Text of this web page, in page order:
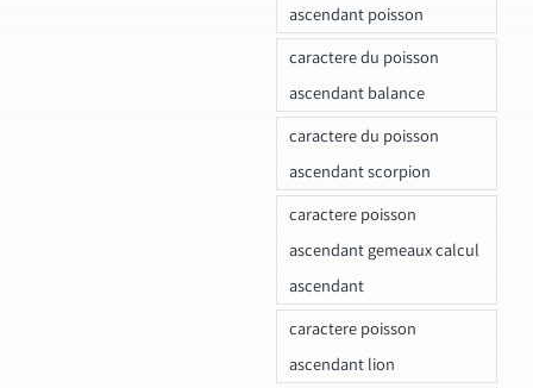
ascendant poisson
caractere du poisson
ascendant balance
caractere du poisson
ascendant scorpion
caractere poisson
ascendant gemeaux calcul
ascendant
caractere poisson
ascendant lion